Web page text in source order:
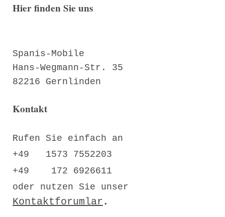
Hier finden Sie uns
Spanis-Mobile
Hans-Wegmann-Str. 35
82216 Gernlinden
Kontakt
Rufen Sie einfach an
+49 1573 7552203
+49 172 6926611
oder nutzen Sie unser
Kontaktforumlar.